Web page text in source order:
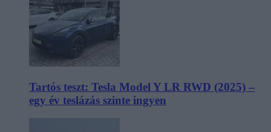
Tartós teszt: Tesla Model Y LR RWD (2025) –
egy év teslázás szinte ingyen